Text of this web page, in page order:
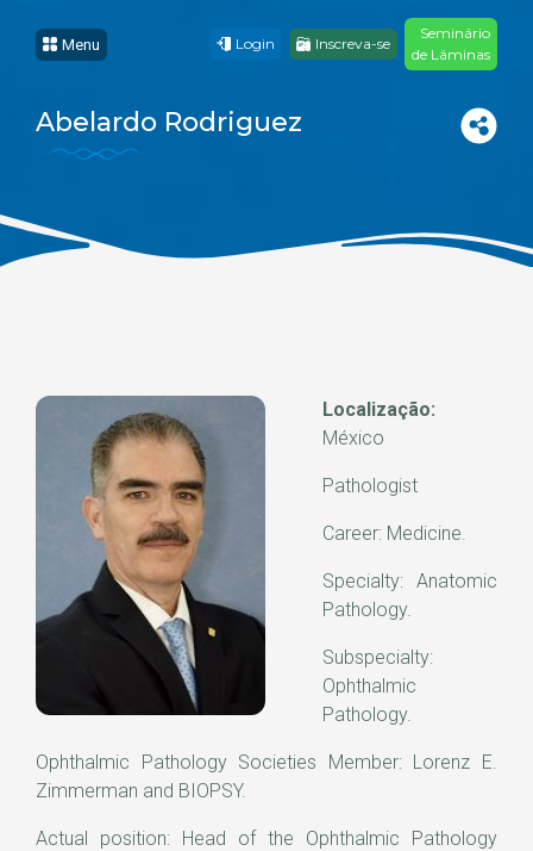
Abelardo Rodriguez
Menu Login Inscreva-se
Seminário
de Lâminas
Localização:
México
Pathologist
Career: Medicine.
Specialty: Anatomic
Pathology.
Subspecialty:
Ophthalmic
Pathology.
Ophthalmic Pathology Societies Member: Lorenz E.
Zimmerman and BIOPSY.
Actual position: Head of the Ophthalmic Pathology